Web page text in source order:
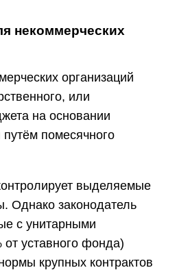
некоммерческих
организаций
или
на основании
помесячного
выделяемые
Однако законодатель
с унитарными
уставного фонда)
крупных контрактов